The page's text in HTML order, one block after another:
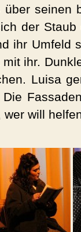
über seinen
der
ihr Umfeld
ihr.
Luisa
wer will